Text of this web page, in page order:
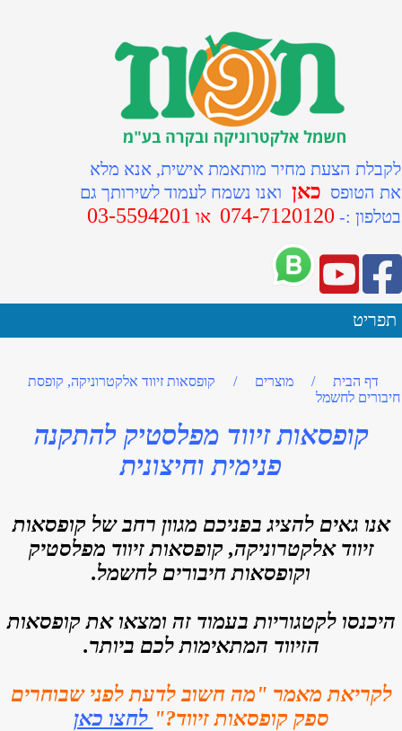
לקבלת הצעת מחיר מותאמת אישית, אנא מלא
את הטופס כאן ואנו נשמח לעמוד לשירותך גם
בטלפון :- 074-7120120 או 03-5594201
תפריט
דף הבית / מוצרים /
קופסאות זיווד אלקטרוניקה, קופסת
חיבורים לחשמל
קופסאות זיווד מפלסטיק להתקנה
פנימית וחיצונית
אנו גאים להציג בפניכם מגוון רחב של קופסאות
זיווד אלקטרוניקה, קופסאות זיווד מפלסטיק
וקופסאות חיבורים לחשמל.
היכנסו לקטגוריות בעמוד זה ומצאו את קופסאות
הזיווד המתאימות לכם ביותר.
לקריאת מאמר "מה חשוב לדעת לפני שבוחרים
ספק קופסאות זיווד?" לחצו כאן